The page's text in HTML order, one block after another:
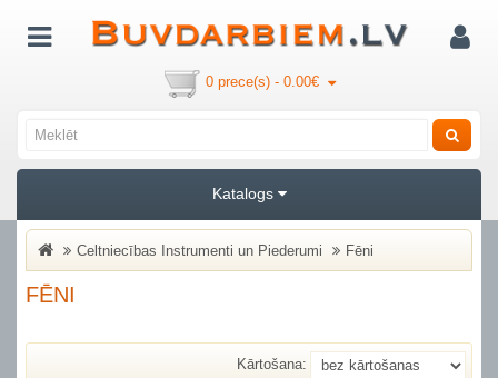
0 prece(s) - 0.00€
Katalogs
Celtniecības Instrumenti un Piederumi Fēni
FĒNI
Kārtošana: